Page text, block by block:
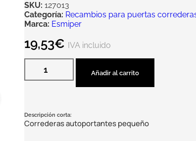
SKU:127013
Categoría: Recambios para puertas
Marca: Esmiper
19,53€ IVA incluido
Añadir al carrito
Descripción corta:
Correderas autoportantes pequeño